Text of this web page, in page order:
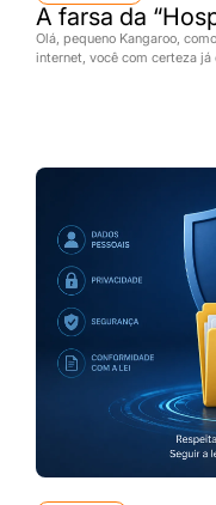
A farsa da
Olá, pequeno Kangaroo,
internet, você com certeza já